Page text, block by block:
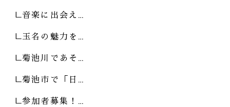
音楽に出会え…
玉名の魅力を…
菊池川であそ…
菊池市で「日…
参加者募集！…